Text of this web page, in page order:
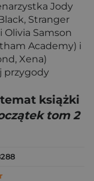
Jody
Stranger
Olivia Samson
Academy) i
Xena)
przygody
książki
tom 2